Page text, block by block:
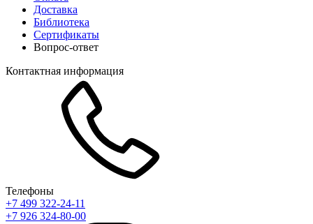
Доставка
Библиотека
Сертификаты
Вопрос-ответ
Контактная информация
Телефоны
+7 499 322-24-11
+7 926 324-80-00